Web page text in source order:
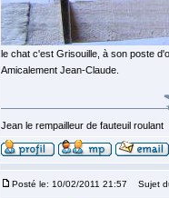
le chat c'est Grisouille, à son poste
Amicalement Jean-Claude.
Jean le rempailleur de fauteuil roulant
Posté le: 10/02/2011 21:57 Sujet